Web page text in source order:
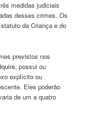
medidas judiciais
desses crimes. Os
da Criança e do
previstos nos
possui ou
explícito ou
Eles poderão
de um a quatro